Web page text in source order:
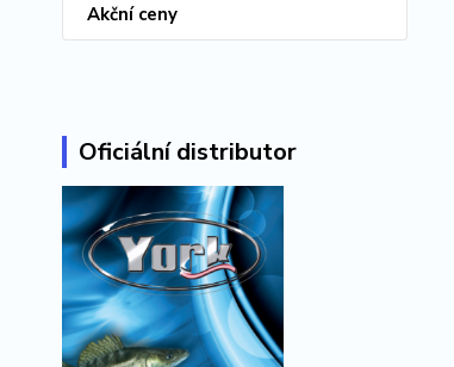
Akční ceny
Oficiální distributor